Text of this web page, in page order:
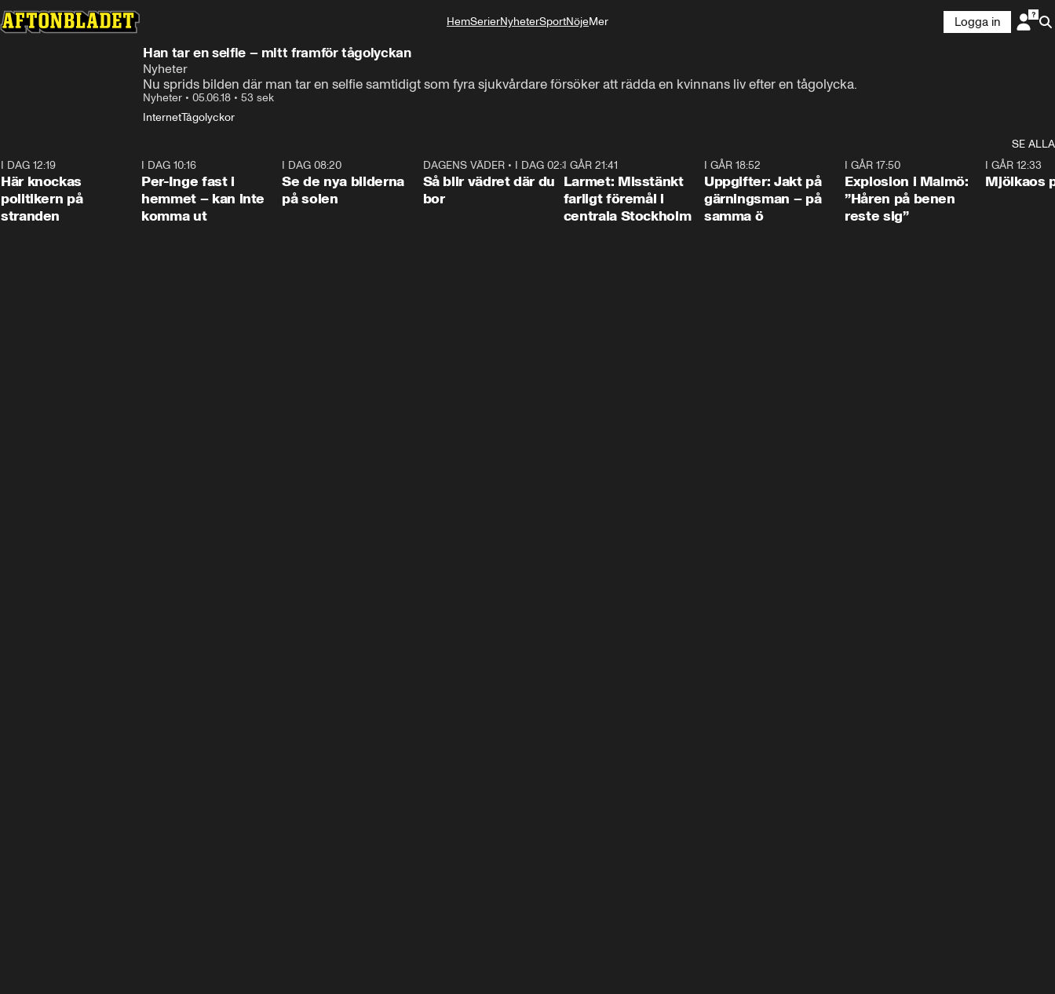
HemSerierNyheterSportNöjeMer
Logga in
Han tar en selfie – mitt framför tågolyckan
Nyheter
Nu sprids bilden där man tar en selfie samtidigt som fyra sjukvårdare försöker att rädda en kvinnans liv efter en tågolycka.
Nyheter • 05.06.18 • 53 sek
InternetTågolyckor
SE ALLA
I DAG 12:19
Här knockas
politikern på
stranden
I DAG 10:16
Per-Inge fast i
hemmet – kan inte
komma ut
I DAG 08:20
Se de nya bilderna
på solen
1:06
DAGENS VÄDER• I DAG 02:30
Så blir vädret där du
bor
I GÅR 21:41
Larmet: Misstänkt
farligt föremål i
centrala Stockholm
I GÅR 18:52
Uppgifter: Jakt på
gärningsman – på
samma ö
I GÅR 17:50
Explosion i Malmö:
”Håren på benen
reste sig”
I GÅR 12:33
Mjölkaos